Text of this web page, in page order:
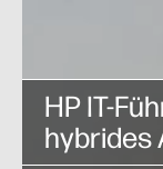
HP IT-
hybrides